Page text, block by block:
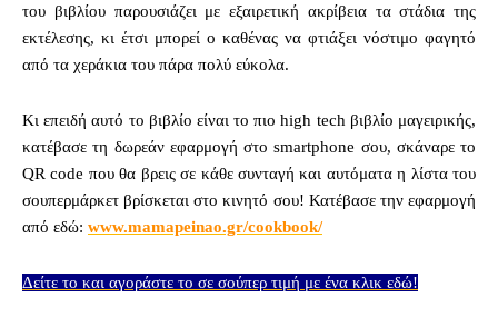
του βιβλίου παρουσιάζει με εξαιρετική ακρίβεια τα στάδια της
εκτέλεσης, κι έτσι μπορεί ο καθένας να φτιάξει νόστιμο φαγητό
από τα χεράκια του πάρα πολύ εύκολα.
Κι επειδή αυτό το βιβλίο είναι το πιο high tech βιβλίο μαγειρικής,
κατέβασε τη δωρεάν εφαρμογή στο smartphone σου, σκάναρε το
QR code που θα βρεις σε κάθε συνταγή και αυτόματα η λίστα του
σουπερμάρκετ βρίσκεται στο κινητό σου! Κατέβασε την εφαρμογή
από εδώ: www.mamapeinao.gr/cookbook/
Δείτε το και αγοράστε το σε σούπερ τιμή με ένα κλικ εδώ!